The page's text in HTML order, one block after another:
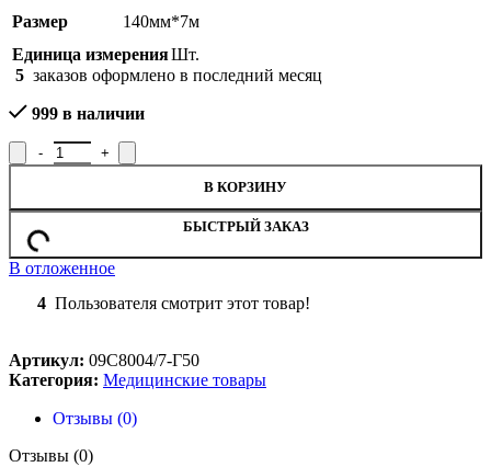
Размер
140мм*7м
Единица измеренияШт.
5 заказов оформлено в последний месяц
999 в наличии
В КОРЗИНУ
БЫСТРЫЙ ЗАКАЗ
В отложенное
4 Пользователя смотрит этот товар!
Артикул: 09С8004/7-Г50
Категория: Медицинские товары
Отзывы (0)
Отзывы (0)